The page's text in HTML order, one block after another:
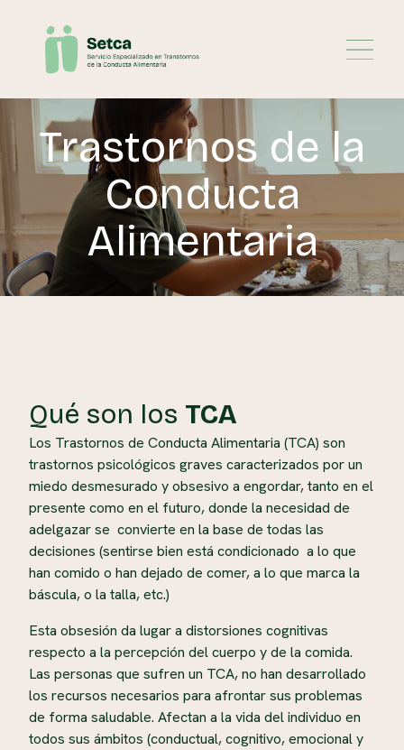
Trastornos de la
Conducta
Alimentaria
Qué son los TCA
Los Trastornos de Conducta Alimentaria (TCA) son
trastornos psicológicos gravescaracterizados por un
miedo desmesurado y obsesivo a engordar, tanto en el
presente como en el futuro, donde la necesidad de
adelgazar se convierte en la base de todas las
decisiones (sentirse bien está condicionado a lo que
han comido o han dejado de comer, a lo que marca la
báscula, o la talla, etc.)
Esta obsesión da lugar a distorsiones cognitivas
respecto a la percepción del cuerpo y de la comida.
Las personas que sufren un TCA, no han desarrollado
los recursos necesarios para afrontar sus problemas
de forma saludable. Afectan a la vida del individuo en
todos sus ámbitos (conductual, cognitivo, emocional y